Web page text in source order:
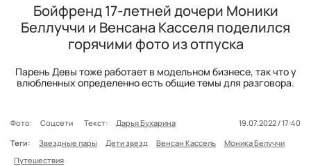
Бойфренд 17-летней дочери Моники
Беллуччи и Венсана Касселя поделился
горячими фото из отпуска
Парень Девы тоже работает в модельном бизнесе, так что у
влюбленных определенно есть общие темы для разговора.
Фото: Соцсети Текст: Дарья Бухарина
19.07.2022 / 17:40
Теги:
Звездные пары Дети звезд Венсан Кассель
Моника Белуччи
Путешествия